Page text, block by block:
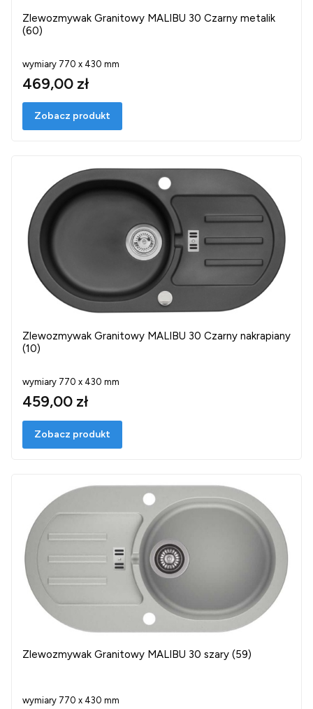
Zlewozmywak Granitowy MALIBU 30 Czarny metalik
(60)
wymiary 770 x 430 mm
469,00 zł
Zobacz produkt
Zlewozmywak Granitowy MALIBU 30 Czarny nakrapiany
(10)
wymiary 770 x 430 mm
459,00 zł
Zobacz produkt
Zlewozmywak Granitowy MALIBU 30 szary (59)
wymiary 770 x 430 mm